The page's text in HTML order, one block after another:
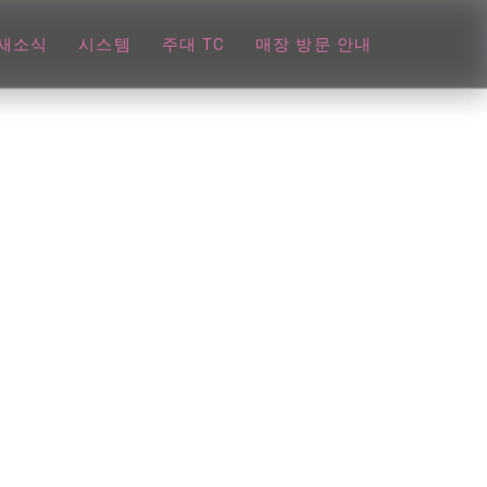
소식 시스템 주대 TC 매장 방문 안내